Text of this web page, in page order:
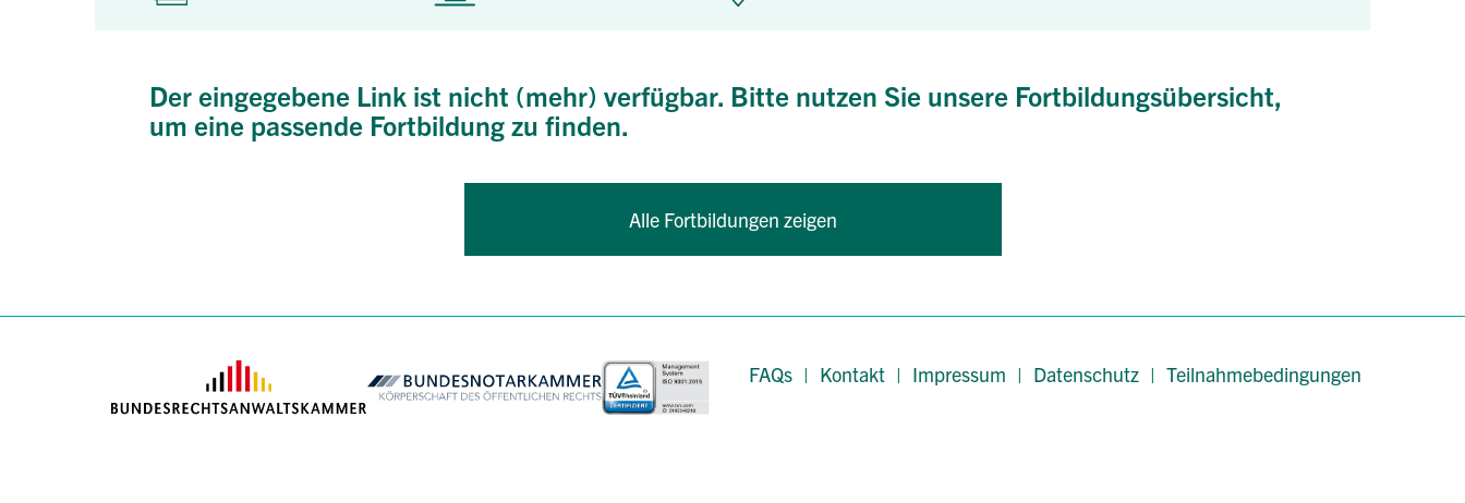
Der eingegebene Link ist nicht (mehr) verfügbar. Bitte nutzen Sie unsere Fortbildungsübersicht,
um eine passende Fortbildung zu finden.
Alle Fortbildungen zeigen
FAQs | Kontakt | Impressum | Datenschutz | Teilnahmebedingungen